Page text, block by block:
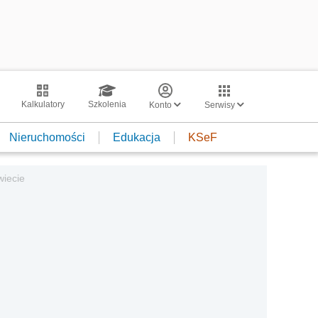
Kalkulatory Szkolenia Konto Serwisy
Nieruchomości Edukacja KSeF